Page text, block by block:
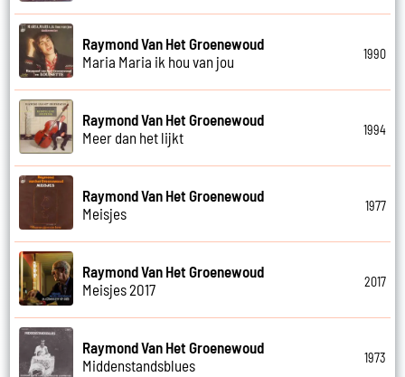
Raymond Van Het Groenewoud
Maria Maria ik hou van jou
1990
Raymond Van Het Groenewoud
Meer dan het lijkt
1994
Raymond Van Het Groenewoud
Meisjes
1977
Raymond Van Het Groenewoud
Meisjes 2017
2017
Raymond Van Het Groenewoud
Middenstandsblues
1973